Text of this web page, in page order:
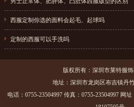
{dede:field.pubdate
西服定制你选的面料会起毛、起球吗
定制的西服可以手洗吗
版权所有：深圳市莱特服饰
地址：深圳市龙岗区布吉镇丹
电话：0755-23504997 传真：0755-23504997 网址